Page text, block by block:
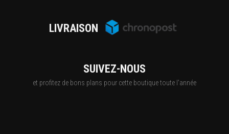
LIVRAISON
SUIVEZ-NOUS
et profitez de bons plans pour cette boutique toute l'année